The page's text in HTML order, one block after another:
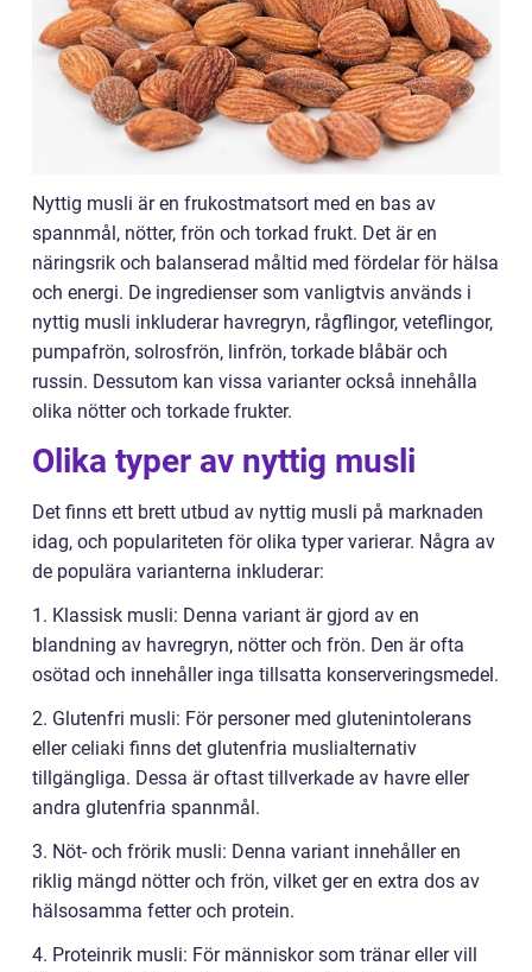
Nyttig musli är en frukostmatsort med en bas av
spannmål, nötter, frön och torkad frukt. Det är en
näringsrik och balanserad måltid med fördelar för hälsa
och energi. De ingredienser som vanligtvis används i
nyttig musli inkluderar havregryn, rågflingor, veteflingor,
pumpafrön, solrosfrön, linfrön, torkade blåbär och
russin. Dessutom kan vissa varianter också innehålla
olika nötter och torkade frukter.
Olika typer av nyttig musli
Det finns ett brett utbud av nyttig musli på marknaden
idag, och populariteten för olika typer varierar. Några av
de populära varianterna inkluderar:
1. Klassisk musli: Denna variant är gjord av en
blandning av havregryn, nötter och frön. Den är ofta
osötad och innehåller inga tillsatta konserveringsmedel.
2. Glutenfri musli: För personer med glutenintolerans
eller celiaki finns det glutenfria muslialternativ
tillgängliga. Dessa är oftast tillverkade av havre eller
andra glutenfria spannmål.
3. Nöt- och frörik musli: Denna variant innehåller en
riklig mängd nötter och frön, vilket ger en extra dos av
hälsosamma fetter och protein.
4. Proteinrik musli: För människor som tränar eller vill